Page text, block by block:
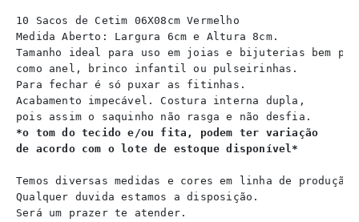
10 Sacos de Cetim 06X08cm Vermelho
Medida Aberto: Largura 6cm e Altura 8cm.
Tamanho ideal para uso em joias e bijuterias bem
como anel, brinco infantil ou pulseirinhas.
Para fechar é só puxar as fitinhas.
Acabamento impecável. Costura interna dupla,
*o tom do tecido e/ou fita, podem ter variação
de acordo com o lote de estoque disponível*
Temos diversas medidas e cores em linha de produção.
Qualquer duvida estamos a disposição.
Será um prazer te atender.